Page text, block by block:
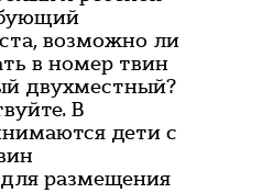
возможно ли
в номер твин
двухместный?
В
дети с
размещения